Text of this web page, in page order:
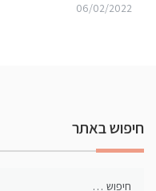
06/02/2022
חיפוש באתר